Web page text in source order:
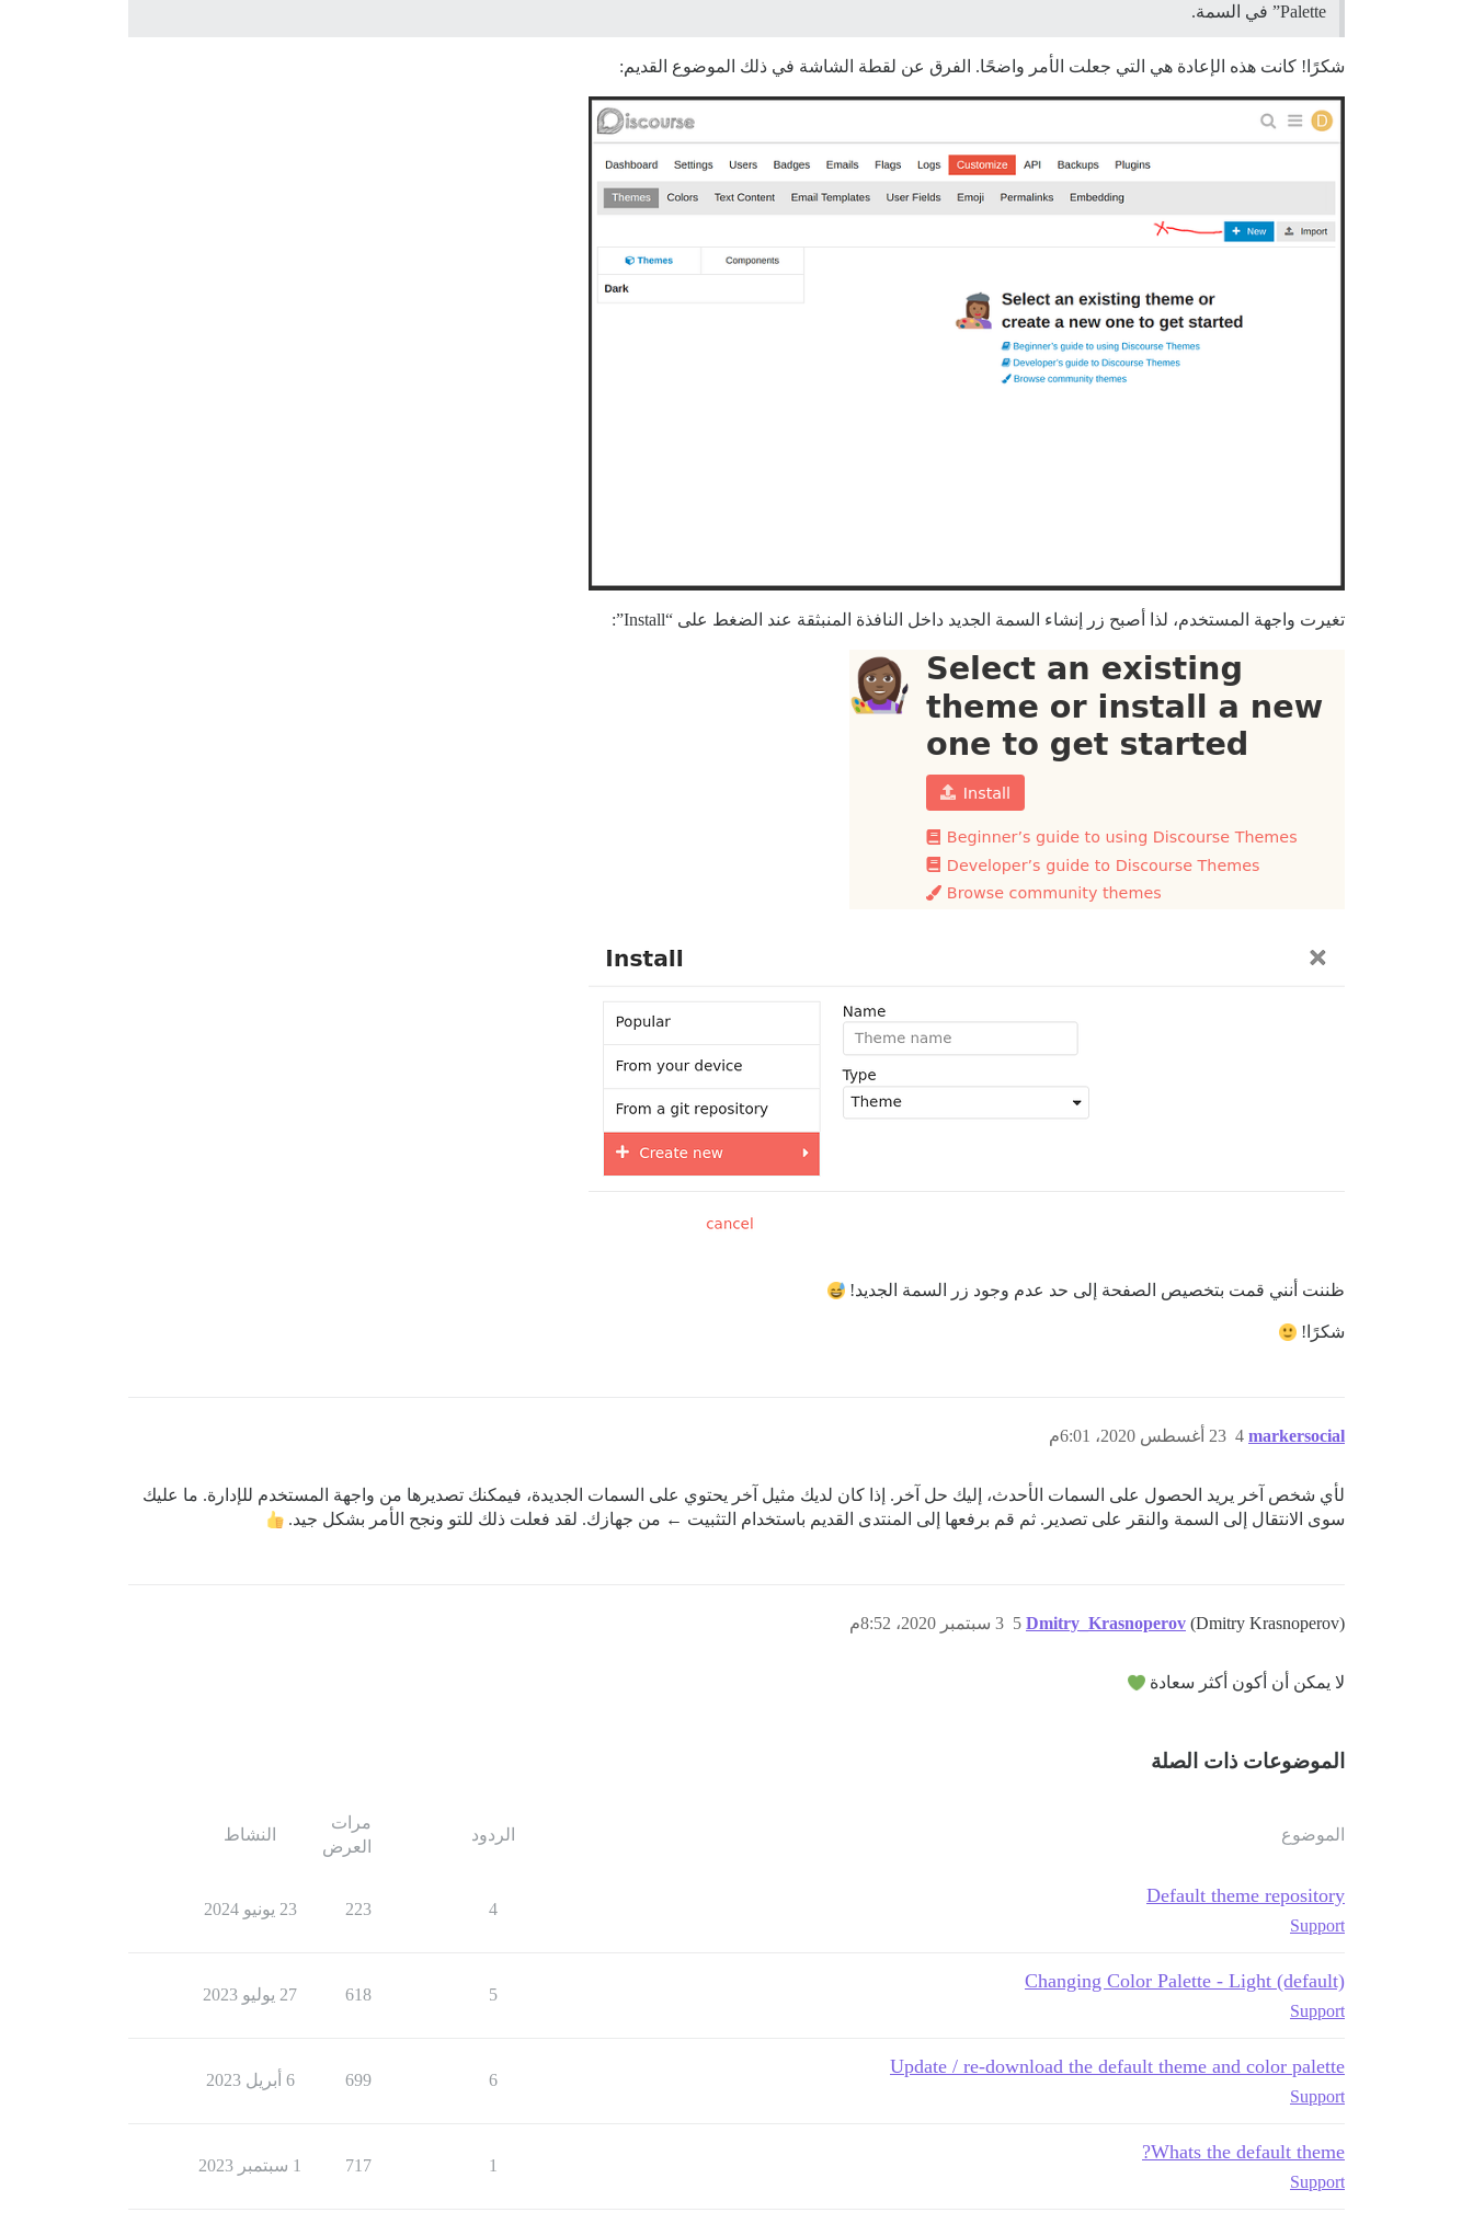
Palette” في السمة.
شكرًا! كانت هذه الإعادة هي التي جعلت الأمر واضحًا. الفرق عن لقطة الشاشة في ذلك الموضوع القديم:
تغيرت واجهة المستخدم، لذا أصبح زر إنشاء السمة الجديد داخل النافذة المنبثقة عند الضغط على “Install”:
ظننت أنني قمت بتخصيص الصفحة إلى حد عدم وجود زر السمة الجديد!
شكرًا!
markersocial 23 أغسطس 2020، 6:01م 4
لأي شخص آخر يريد الحصول على السمات الأحدث، إليك حل آخر. إذا كان لديك مثيل آخر يحتوي على السمات الجديدة، فيمكنك تصديرها من واجهة المستخدم للإدارة. ما عليك
سوى الانتقال إلى السمة والنقر على تصدير. ثم قم برفعها إلى المنتدى القديم باستخدام التثبيت ← من جهازك. لقد فعلت ذلك للتو ونجح الأمر بشكل جيد.
Dmitry_Krasnoperov (Dmitry Krasnoperov) 3 سبتمبر 2020، 8:52م 5
لا يمكن أن أكون أكثر سعادة
الموضوعات ذات الصلة
الموضوع الردود
مرات
العرض
النشاط
Default theme repository
Support
4
223 23 يونيو 2024
Changing Color Palette - Light (default)
Support
5
618 27 يوليو 2023
Update / re-download the default theme and color palette
Support
6
699 6 أبريل 2023
Whats the default theme?
Support
1
717 1 سبتمبر 2023